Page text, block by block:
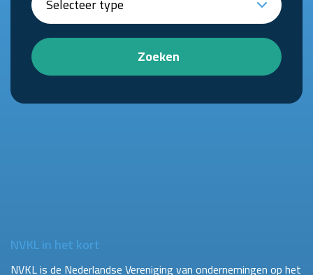
Zoeken
NVKL in het kort
NVKL is de Nederlandse Vereniging van ondernemingen op het